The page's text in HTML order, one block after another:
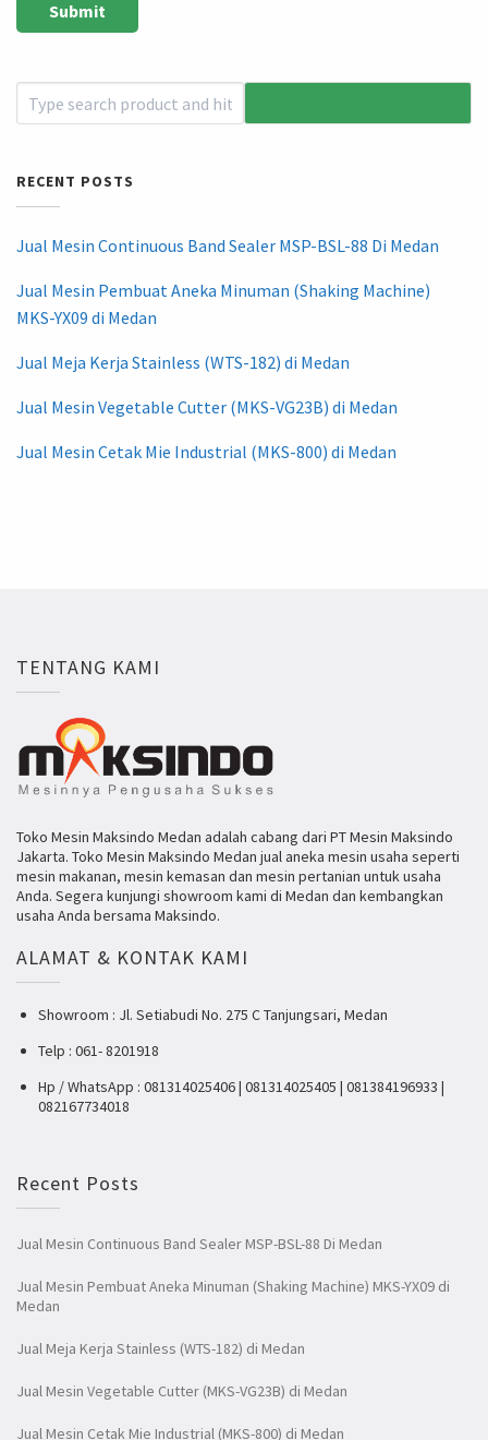
RECENT POSTS
Jual Mesin Continuous Band Sealer MSP-BSL-88 Di Medan
Jual Mesin Pembuat Aneka Minuman (Shaking Machine)
MKS-YX09 di Medan
Jual Meja Kerja Stainless (WTS-182) di Medan
Jual Mesin Vegetable Cutter (MKS-VG23B) di Medan
Jual Mesin Cetak Mie Industrial (MKS-800) di Medan
TENTANG KAMI
Toko Mesin Maksindo Medan adalah cabang dari PT Mesin Maksindo
Jakarta. Toko Mesin Maksindo Medan jual aneka mesin usaha seperti
mesin makanan, mesin kemasan dan mesin pertanian untuk usaha
Anda. Segera kunjungi showroom kami di Medan dan kembangkan
usaha Anda bersama Maksindo.
ALAMAT & KONTAK KAMI
Showroom : Jl. Setiabudi No. 275 C Tanjungsari, Medan
Telp : 061- 8201918
Hp / WhatsApp : 081314025406 | 081314025405 | 081384196933 |
082167734018
Recent Posts
Jual Mesin Continuous Band Sealer MSP-BSL-88 Di Medan
Jual Mesin Pembuat Aneka Minuman (Shaking Machine) MKS-YX09 di
Medan
Jual Meja Kerja Stainless (WTS-182) di Medan
Jual Mesin Vegetable Cutter (MKS-VG23B) di Medan
Jual Mesin Cetak Mie Industrial (MKS-800) di Medan